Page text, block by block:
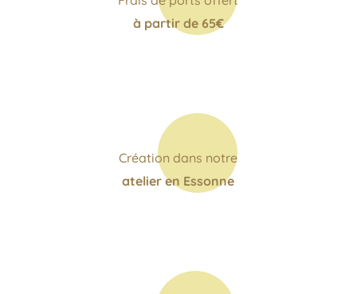
à partir de 65€
Création dans notre
atelier en Essonne